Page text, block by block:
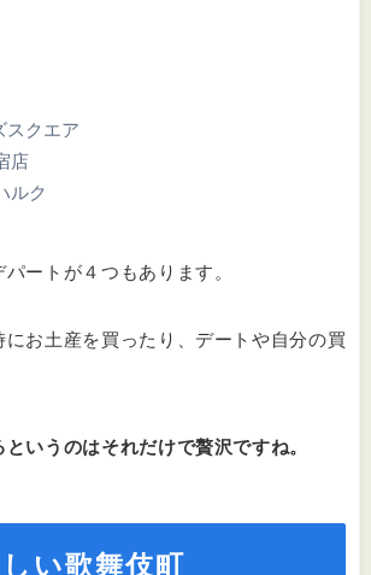
スクエア
店
ルク
ートが４つもあります。
お土産を買ったり、デートや自分の買
いうのはそれだけで贅沢ですね。
い歌舞伎町